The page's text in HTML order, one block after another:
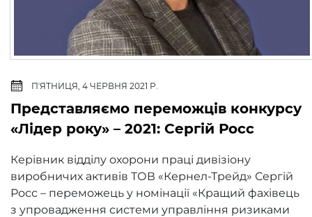
ПʼЯТНИЦЯ, 4 ЧЕРВНЯ 2021 Р.
Представляємо переможців конкурсу
«Лідер року» – 2021: Сергій Росс
Керівник відділу охорони праці дивізіону
виробничих активів ТОВ «Кернел-Трейд» Сергій
Росс – переможець у номінації «Кращий фахівець
з упровадження системи управління ризиками